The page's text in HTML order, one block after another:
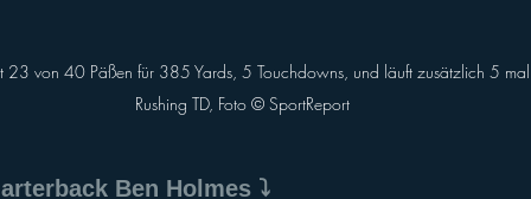
23 von 40 Päßen für 385 Yards, 5 Touchdowns, und läuft zusätzlich 5
Rushing TD, Foto ©️ SportReport
Ben Holmes ⤵️